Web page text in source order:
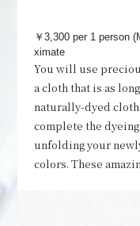
￥3,300 per 1 person
ximate
You will use
a cloth that is as
naturally-dyed
complete the
unfolding your
colors. These